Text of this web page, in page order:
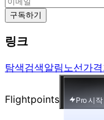
구독하기
링크
탐색검색알림노선가격
Flightpoints Pro 시작